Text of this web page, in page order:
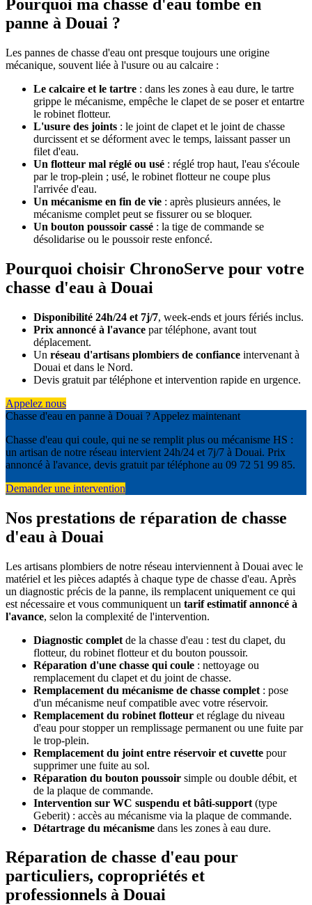
Pourquoi ma chasse d'eau tombe en
panne à Douai ?
Les pannes de chasse d'eau ont presque toujours une origine
mécanique, souvent liée à l'usure ou au calcaire :
Le calcaire et le tartre : dans les zones à eau dure, le tartre
grippe le mécanisme, empêche le clapet de se poser et entartre
le robinet flotteur.
L'usure des joints : le joint de clapet et le joint de chasse
durcissent et se déforment avec le temps, laissant passer un
filet d'eau.
Un flotteur mal réglé ou usé : réglé trop haut, l'eau s'écoule
par le trop-plein ; usé, le robinet flotteur ne coupe plus
l'arrivée d'eau.
Un mécanisme en fin de vie : après plusieurs années, le
mécanisme complet peut se fissurer ou se bloquer.
Un bouton poussoir cassé : la tige de commande se
désolidarise ou le poussoir reste enfoncé.
Pourquoi choisir ChronoServe pour votre
chasse d'eau à Douai
Disponibilité 24h/24 et 7j/7, week-ends et jours fériés inclus.
Prix annoncé à l'avance par téléphone, avant tout
déplacement.
Un réseau d'artisans plombiers de confiance intervenant à
Douai et dans le Nord.
Devis gratuit par téléphone et intervention rapide en urgence.
Appelez nous
Chasse d'eau en panne à Douai ? Appelez maintenant
Chasse d'eau qui coule, qui ne se remplit plus ou mécanisme HS :
un artisan de notre réseau intervient 24h/24 et 7j/7 à Douai. Prix
annoncé à l'avance, devis gratuit par téléphone au 09 72 51 99 85.
Demander une intervention
Nos prestations de réparation de chasse
d'eau à Douai
Les artisans plombiers de notre réseau interviennent à Douai avec le
matériel et les pièces adaptés à chaque type de chasse d'eau. Après
un diagnostic précis de la panne, ils remplacent uniquement ce qui
est nécessaire et vous communiquent un tarif estimatif annoncé à
l'avance, selon la complexité de l'intervention.
Diagnostic complet de la chasse d'eau : test du clapet, du
flotteur, du robinet flotteur et du bouton poussoir.
Réparation d'une chasse qui coule : nettoyage ou
remplacement du clapet et du joint de chasse.
Remplacement du mécanisme de chasse complet : pose
d'un mécanisme neuf compatible avec votre réservoir.
Remplacement du robinet flotteur et réglage du niveau
d'eau pour stopper un remplissage permanent ou une fuite par
le trop-plein.
Remplacement du joint entre réservoir et cuvette pour
supprimer une fuite au sol.
Réparation du bouton poussoir simple ou double débit, et
de la plaque de commande.
Intervention sur WC suspendu et bâti-support (type
Geberit) : accès au mécanisme via la plaque de commande.
Détartrage du mécanisme dans les zones à eau dure.
Réparation de chasse d'eau pour
particuliers, copropriétés et
professionnels à Douai